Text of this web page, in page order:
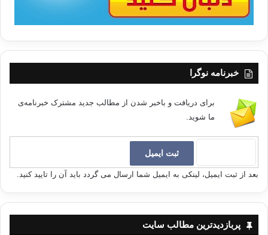
خبرنامه نوگرا
برای دریافت و باخبر شدن از مطالب جدید مشترک خبرنامه‌ی
ما شوید.
بعد از ثبت ایمیل، لینکی به ایمیل شما ارسال می گردد باید آن را تایید کنید.
پربازدیدترین مطالب سایت